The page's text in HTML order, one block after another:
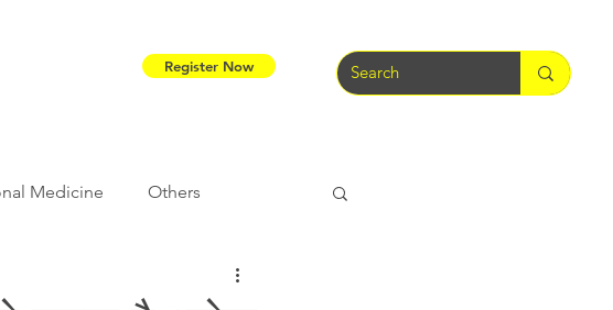
Register Now
Medicine Others
Tribal Warriors